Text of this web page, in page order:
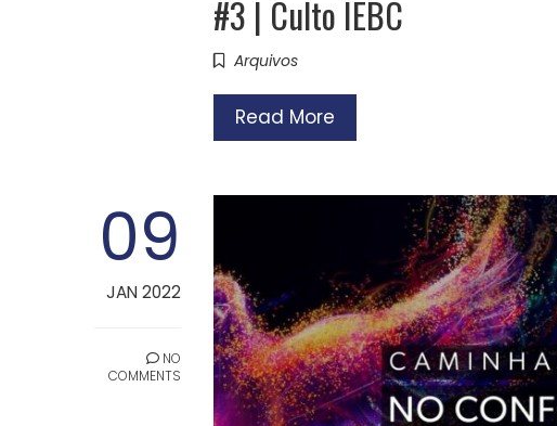
#3 | Culto IEBC
Arquivos
Read More
09
JAN 2022
NO
COMMENTS